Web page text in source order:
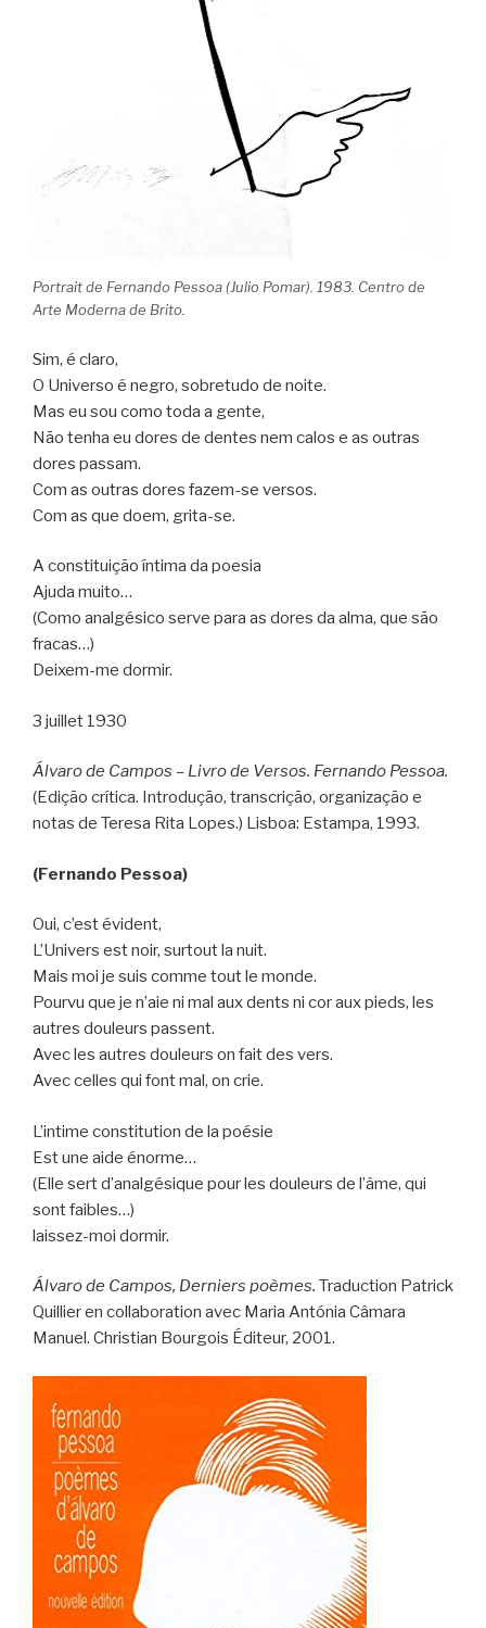
Portrait de Fernando Pessoa (Julio Pomar). 1983. Centro de
Arte Moderna de Brito.
Sim, é claro,
O Universo é negro, sobretudo de noite.
Mas eu sou como toda a gente,
Não tenha eu dores de dentes nem calos e as outras
dores passam.
Com as outras dores fazem-se versos.
Com as que doem, grita-se.
A constituição íntima da poesia
Ajuda muito…
(Como analgésico serve para as dores da alma, que são
fracas…)
Deixem-me dormir.
3 juillet 1930
Álvaro de Campos – Livro de Versos. Fernando Pessoa.
(Edição crítica. Introdução, transcrição, organização e
notas de Teresa Rita Lopes.) Lisboa: Estampa, 1993.
(Fernando Pessoa)
Oui, c’est évident,
L’Univers est noir, surtout la nuit.
Mais moi je suis comme tout le monde.
Pourvu que je n’aie ni mal aux dents ni cor aux pieds, les
autres douleurs passent.
Avec les autres douleurs on fait des vers.
Avec celles qui font mal, on crie.
L’intime constitution de la poésie
Est une aide énorme…
(Elle sert d’analgésique pour les douleurs de l’âme, qui
sont faibles…)
laissez-moi dormir.
Álvaro de Campos, Derniers poèmes. Traduction Patrick
Quillier en collaboration avec Maria Antónia Câmara
Manuel. Christian Bourgois Éditeur, 2001.